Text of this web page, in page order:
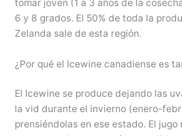
tomar joven (1 a 3 años de la
6 y 8 grados. El 50% de toda la
Zelanda sale de esta región.
¿Por qué el Icewine canadiense es
El Icewine se produce dejando las
la vid durante el invierno (enero-
prensiéndolas en ese estado. El